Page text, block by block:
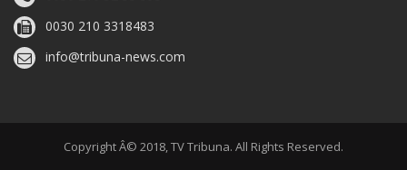
0030 210 3318483
info@tribuna-news.com
Copyright Â© 2018, TV Tribuna. All Rights Reserved.